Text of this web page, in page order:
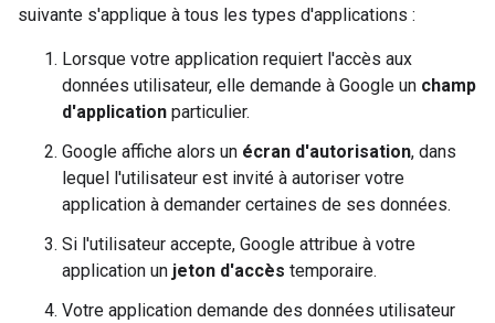
suivante s'applique à tous les types d'applications :
Lorsque votre application requiert l'accès aux
données utilisateur, elle demande à Google un champ
d'application particulier.
Google affiche alors un écran d'autorisation, dans
lequel l'utilisateur est invité à autoriser votre
application à demander certaines de ses données.
Si l'utilisateur accepte, Google attribue à votre
application un jeton d'accès temporaire.
Votre application demande des données utilisateur